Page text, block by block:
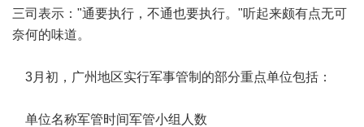
三司表示："通要执行，不通也要执行。"听起来颇有点无可
奈何的味道。
3月初，广州地区实行军事管制的部分重点单位包括：
单位名称军管时间军管小组人数